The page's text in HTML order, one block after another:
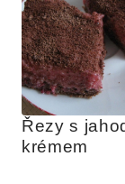
Řezy s
krémem